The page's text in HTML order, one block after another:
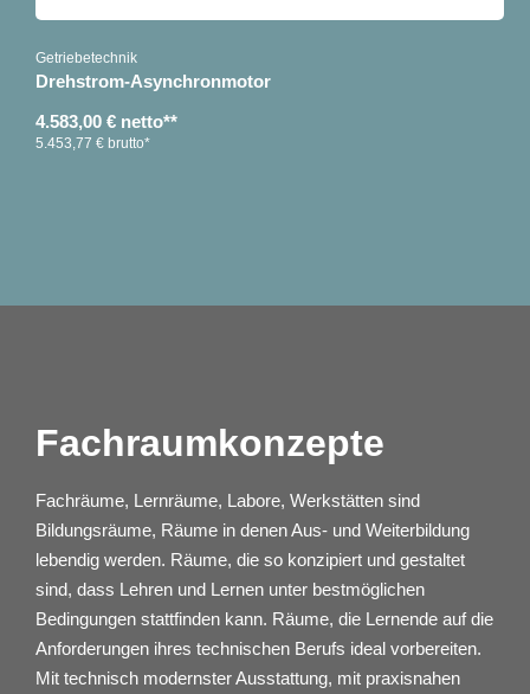
Getriebetechnik
Drehstrom-Asynchronmotor
4.583,00 € netto**
5.453,77 € brutto*
Fachraumkonzepte
Fachräume, Lernräume, Labore, Werkstätten sind
Bildungsräume, Räume in denen Aus- und Weiterbildung
lebendig werden. Räume, die so konzipiert und gestaltet
sind, dass Lehren und Lernen unter bestmöglichen
Bedingungen stattfinden kann. Räume, die Lernende auf die
Anforderungen ihres technischen Berufs ideal vorbereiten.
Mit technisch modernster Ausstattung, mit praxisnahen